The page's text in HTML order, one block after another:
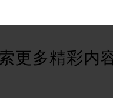
更多精彩内